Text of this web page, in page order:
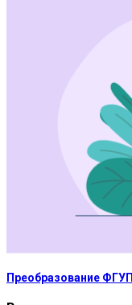
Преобразование